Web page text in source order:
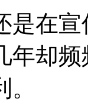
是在
年却